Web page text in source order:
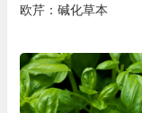
欧芹：碱化草本